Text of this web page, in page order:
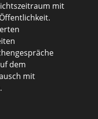
mit
dem
mit